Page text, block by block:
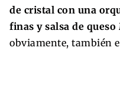
de cristal con una
finas y salsa de
obviamente, también